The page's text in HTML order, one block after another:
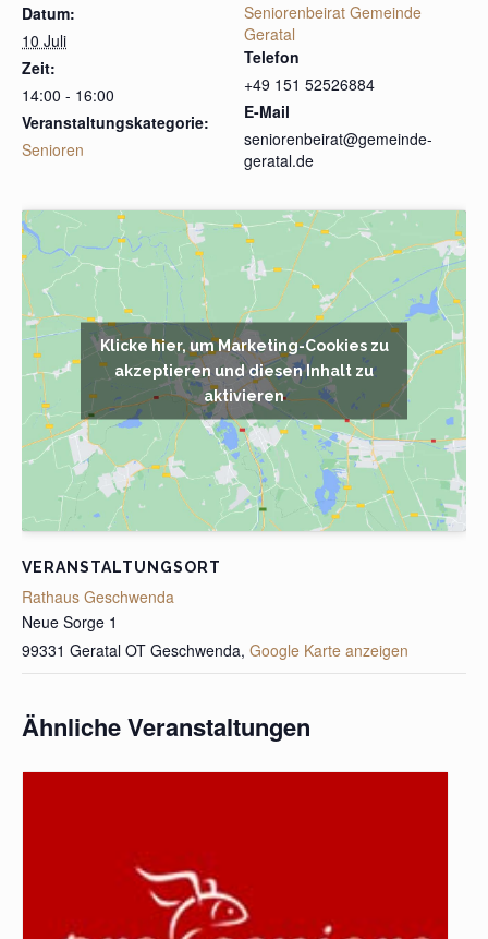
Datum:
10 Juli
Zeit:
14:00 - 16:00
Veranstaltungskategorie:
Senioren
Seniorenbeirat Gemeinde
Geratal
Telefon
+49 151 52526884
E-Mail
seniorenbeirat@gemeinde-
geratal.de
VERANSTALTUNGSORT
Rathaus Geschwenda
Neue Sorge 1
99331 Geratal OT Geschwenda, Google Karte anzeigen
Klicke hier, um Marketing-Cookies zu
akzeptieren und diesen Inhalt zu
aktivieren
Ähnliche Veranstaltungen